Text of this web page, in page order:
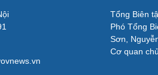
Tổng Biên
Phó Tổng
Sơn,
Cơ quan